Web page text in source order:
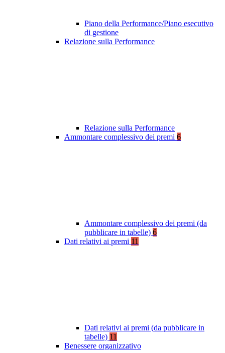
Piano della Performance/Piano esecutivo
di gestione
Relazione sulla Performance
Relazione sulla Performance
Ammontare complessivo dei premi 6
Ammontare complessivo dei premi (da
pubblicare in tabelle) 6
Dati relativi ai premi 11
Dati relativi ai premi (da pubblicare in
tabelle) 11
Benessere organizzativo